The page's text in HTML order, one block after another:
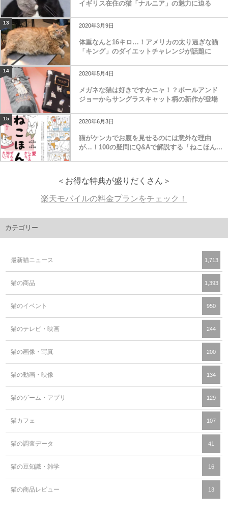
イギリス在住の猫「ナルニア」の魅力に迫る
13 2020年3月9日
体重なんと16キロ…！アメリカの太り過ぎな猫
「キング」のダイエットチャレンジが話題に
14 2020年5月4日
メガネな猫は好きですかニャ！？ポールアンド
ジョーからサングラスキャット柄の新作が登場
15 2020年6月3日
猫がケンカでお腹を見せるのには意外な理由
が…！100の疑問にQ&Aで解説する「ねこほん...
＜お得な特典が盛りだくさん＞
楽天モバイルの料金プランをチェック！
カテゴリー
最新猫ニュース 1,713
猫の商品 1,393
猫のイベント 950
猫のテレビ・映画 244
猫の画像・写真 200
猫の動画・映像 134
猫のゲーム・アプリ 129
猫カフェ 107
猫の調査データ 41
猫の豆知識・雑学 16
猫の商品レビュー 13